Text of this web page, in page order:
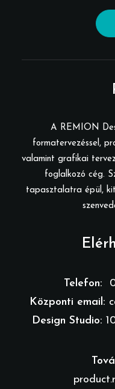
A REMION
formatervezéssel,
valamint grafikai
foglalkozó cég.
tapasztalatra épül,
Telefon:
Központi email:
Design Studio: